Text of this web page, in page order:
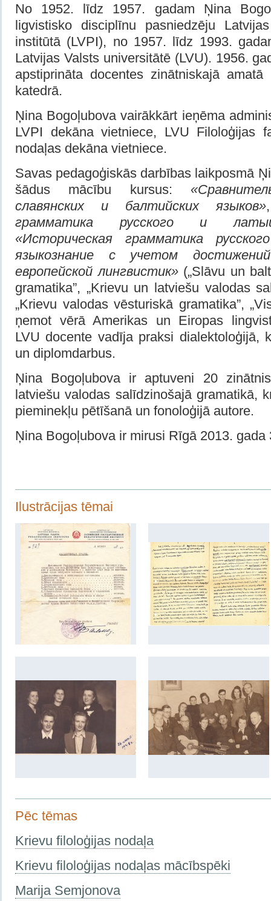
No 1952. līdz 1957. gadam Ņina
ligvistisko disciplīnu pasniedzēju
institūtā (LVPI), no 1957. līdz 1993.
Latvijas Valsts universitātē (LVU). 1956.
apstiprināta docentes zinātniskajā
katedrā.
Ņina Bogoļubova vairākkārt ieņēma
LVPI dekāna vietniece, LVU Filoloģijas
nodaļas dekāna vietniece.
Savas pedagoģiskās darbības laikposmā
šādus mācību kursus:
славянских и балтийских языков»
грамматика русского и
«Историческая грамматика
языкознание с учетом
европейской лингвистик» („Slāvu un
gramatika”, „Krievu un latviešu valodas
„Krievu valodas vēsturiskā gramatika”,
ņemot vērā Amerikas un Eiropas
LVU docente vadīja praksi dialektoloģijā,
un diplomdarbus.
Ņina Bogoļubova ir aptuveni 20
latviešu valodas salīdzinošajā gramatikā,
pieminekļu pētīšanā un fonoloģijā autore.
Ņina Bogoļubova ir mirusi Rīgā 2013. gada
Ilustrācijas tēmai
Pēc tēmas
Krievu filoloģijas nodaļa
Krievu filoloģijas nodaļas mācībspēki
Marija Semjonova